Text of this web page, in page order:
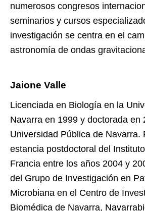
numerosos congresos
seminarios y cursos
investigación se centra en el
astronomía de ondas
Jaione Valle
Licenciada en Biología en la
Navarra en 1999 y doctorada en
Universidad Pública de Navarra.
estancia postdoctoral del
Francia entre los años 2004 y
del Grupo de Investigación en
Microbiana en el Centro de
Biomédica de Navarra,